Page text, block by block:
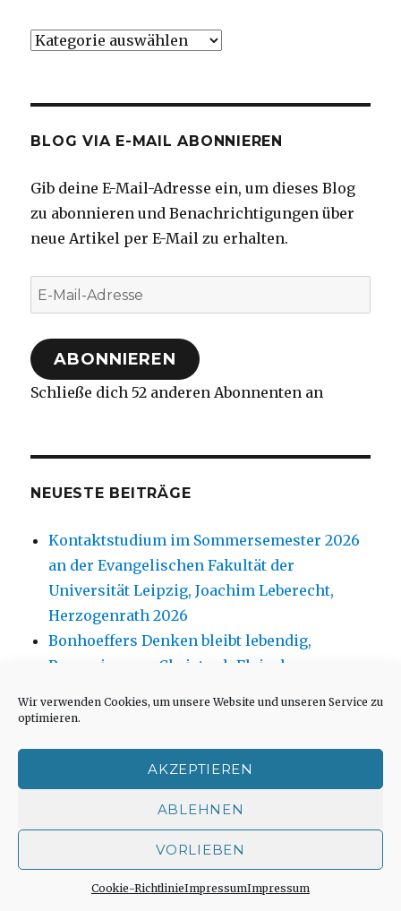
Wir verwenden Cookies, um unsere Website und unseren Service zu
optimieren.
AKZEPTIEREN
ABLEHNEN
VORLIEBEN
Cookie-RichtlinieImpressumImpressum
Kategorien
BLOG VIA E-MAIL ABONNIEREN
Gib deine E-Mail-Adresse ein, um dieses Blog
zu abonnieren und Benachrichtigungen über
neue Artikel per E-Mail zu erhalten.
E-
Mail-
Adresse
ABONNIEREN
Schließe dich 52 anderen Abonnenten an
NEUESTE BEITRÄGE
Kontaktstudium im Sommersemester 2026
an der Evangelischen Fakultät der
Universität Leipzig, Joachim Leberecht,
Herzogenrath 2026
Bonhoeffers Denken bleibt lebendig,
Rezension von Christoph Fleischer,
Bilanz der Aufarbeitung Martin Heideggers,
Bachüberquerung im Lägertal, Pressenotiz
Stadt Iserlohn
Die Liebe zu Christus erneuern, Predigt von
Joachim Leberecht, Herzogenrath 2026